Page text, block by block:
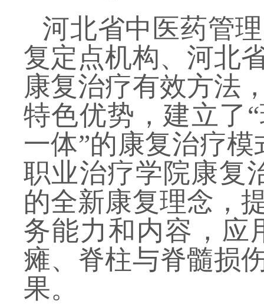
河北省中医药管
复定点机构、河北
康复治疗有效方法
特色优势，建立了
一体”的康复治疗
职业治疗学院康复
的全新康复理念，
务能力和内容，应
瘫、脊柱与脊髓损
果。